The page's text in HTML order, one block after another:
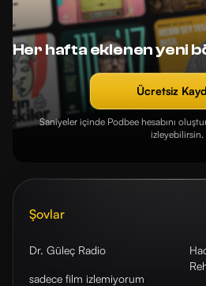
Her hafta eklenen yeni
Ücretsiz
Saniyeler içinde Podbee hesabını
izleyebilirsin.
Şovlar
Dr. Güleç Radio
sadece film izlemiyorum